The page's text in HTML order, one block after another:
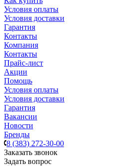
Условия оплаты
Условия доставки
Гарантия
Контакты
Компания
Контакты
Прайс-лист
Акции
Помощь
Условия оплаты
Условия доставки
Гарантия
Вакансии
Новости
Бренды
8 (383) 272-30-00
Заказать звонок
Задать вопрос